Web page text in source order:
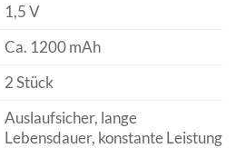
1,5 V
Ca. 1200 mAh
2 Stück
Auslaufsicher, lange
Lebensdauer, konstante Leistung